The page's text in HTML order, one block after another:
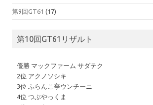
第9回GT61 (17)
第10回GT61リザルト
優勝 マックファーム サダテク
2位 アクノソシキ
3位 ふらんこ亭ウンチーニ
4位 つぶやっくま